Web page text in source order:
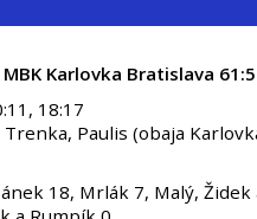
Karlovka Bratislava
18:17
Paulis (obaja
18, Mrlák 7, Malý,